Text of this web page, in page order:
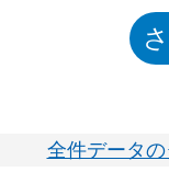
全件データ